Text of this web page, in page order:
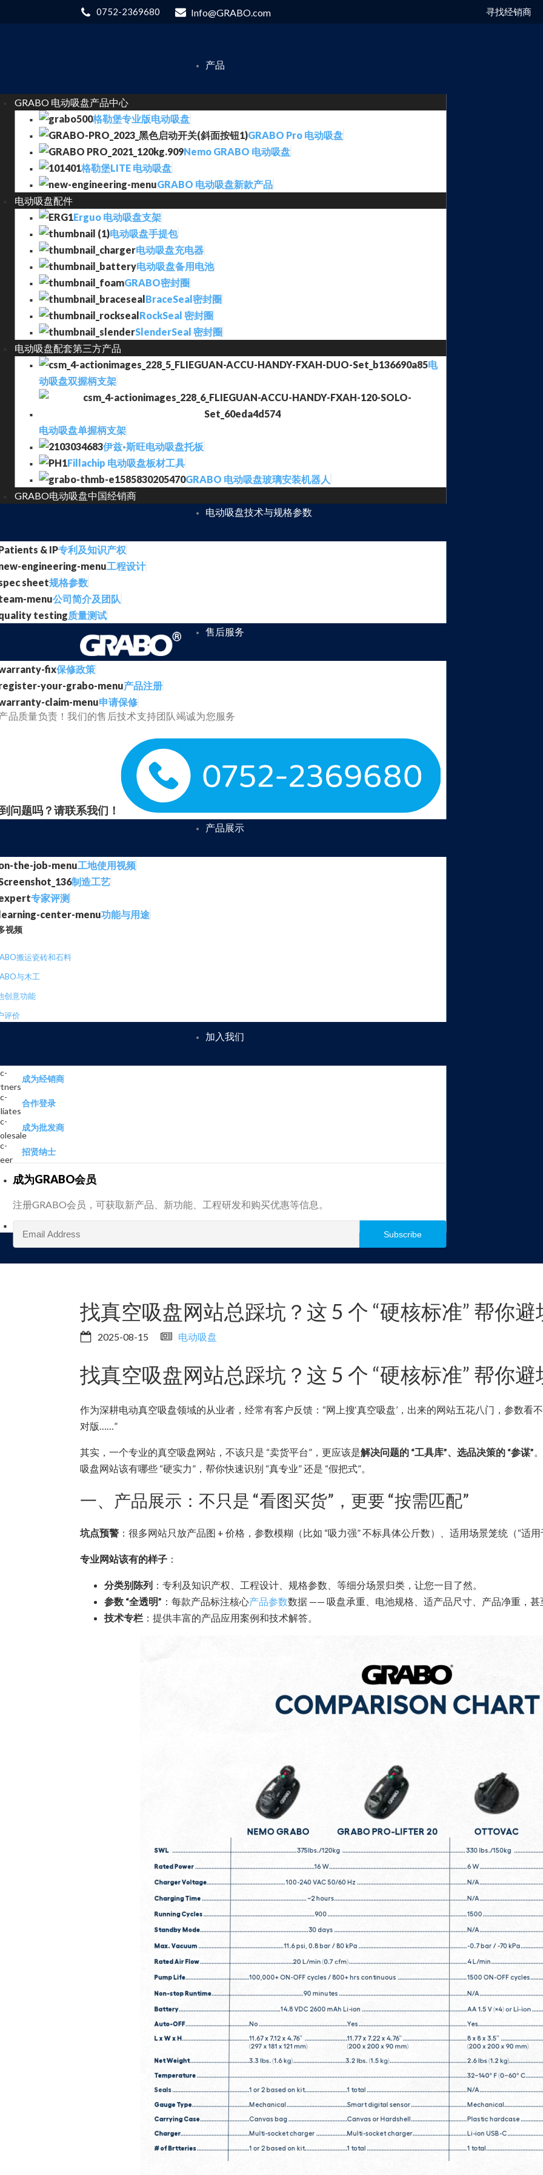
0752-2369680 Info@GRABO.com 寻找经销商
产品
GRABO 电动吸盘产品中心
格勒堡专业版电动吸盘
GRABO Pro 电动吸盘
Nemo GRABO 电动吸盘
格勒堡LITE 电动吸盘
GRABO 电动吸盘新款产品
电动吸盘配件
Erguo 电动吸盘支架
电动吸盘手提包
电动吸盘充电器
电动吸盘备用电池
GRABO密封圈
BraceSeal密封圈
RockSeal 密封圈
SlenderSeal 密封圈
电动吸盘配套第三方产品
电
动吸盘双握柄支架
电动吸盘单握柄支架
伊兹·斯旺电动吸盘托板
Fillachip 电动吸盘板材工具
GRABO 电动吸盘玻璃安装机器人
GRABO电动吸盘中国经销商
电动吸盘技术与规格参数
专利及知识产权
工程设计
规格参数
公司简介及团队
质量测试
售后服务
保修政策
产品注册
申请保修
品质量负责！我们的售后技术支持团队竭诚为您服务
问题吗？请联系我们！
产品展示
工地使用视频
制造工艺
专家评测
功能与用途
视频
搬运瓷砖和石料
与木工
创意功能
评价
加入我们
成为经销商
合作登录
成为批发商
招贤纳士
成为GRABO会员
注册GRABO会员，可获取新产品、新功能、工程研发和购买优惠等信息。
找真空吸盘网站总踩坑？这 5 个 “硬核标准” 帮你避
2025-08-15 电动吸盘
找真空吸盘网站总踩坑？这 5 个 “硬核标准” 帮你避
作为深耕电动真空吸盘领域的从业者，经常有客户反馈：“网上搜‘真空吸盘’，出来的网站五花八门，参数看
对版……”
其实，一个专业的真空吸盘网站，不该只是 “卖货平台”，更应该是解决问题的 “工具库”、选品决策的 “参谋”
吸盘网站该有哪些 “硬实力”，帮你快速识别 “真专业” 还是 “假把式”。
一、产品展示：不只是 “看图买货”，更要 “按需匹配”
坑点预警 ：很多网站只放产品图 + 价格，参数模糊（比如 “吸力强” 不标具体公斤数）、适用场景笼统（“适
专业网站该有的样子 ：
分类别陈列 ：专利及知识产权、工程设计、规格参数、等细分场景归类，让您一目了然。
参数 “全透明” ：每款产品标注核心产品参数数据 —— 吸盘承重、电池规格、适产品尺寸、产品净重，甚
技术专栏 ：提供丰富的产品应用案例和技术解答。